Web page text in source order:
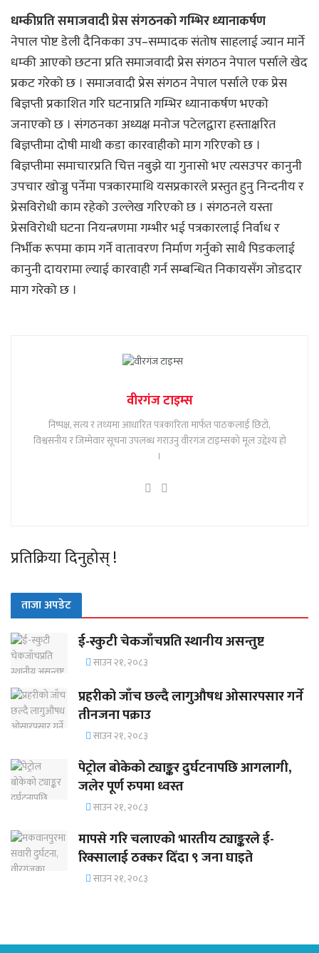
धम्कीप्रति समाजवादी प्रेस संगठनको गम्भिर ध्यानाकर्षण
नेपाल पोष्ट डेली दैनिकका उप–सम्पादक संतोष साहलाई ज्यान मार्ने
धम्की आएको छटना प्रति समाजवादी प्रेस संगठन नेपाल पर्साले खेद
प्रकट गरेको छ । समाजवादी प्रेस संगठन नेपाल पर्साले एक प्रेस
बिज्ञप्ती प्रकाशित गरि घटनाप्रति गम्भिर ध्यानाकर्षण भएको
जनाएको छ । संगठनका अध्यक्ष मनोज पटेलद्वारा हस्ताक्षरित
बिज्ञप्तीमा दोषी माथी कडा कारवाहीको माग गरिएको छ ।
बिज्ञप्तीमा समाचारप्रति चित्त नबुझे या गुनासो भए त्यसउपर कानुनी
उपचार खोज्नु पर्नेमा पत्रकारमाथि यसप्रकारले प्रस्तुत हुनु निन्दनीय र
प्रेसविरोधी काम रहेको उल्लेख गरिएको छ । संगठनले यस्ता
प्रेसविरोधी घटना नियन्त्रणमा गम्भीर भई पत्रकारलाई निर्वाध र
निर्भीक रूपमा काम गर्ने वातावरण निर्माण गर्नुको साथै पिडकलाई
कानुनी दायरामा ल्याई कारवाही गर्न सम्बन्धित निकायसँग जोडदार
माग गरेको छ ।
वीरगंज टाइम्स
निष्पक्ष, सत्य र तथ्यमा आधारित पत्रकारिता मार्फत पाठकलाई छिटो,
विश्वसनीय र जिम्मेवार सूचना उपलब्ध गराउनु वीरगंज टाइम्सको मूल उद्देश्य हो
।
प्रतिक्रिया दिनुहोस् !
ताजा अपडेट
ई-स्कुटी चेकजाँचप्रति स्थानीय असन्तुष्ट
साउन २१, २०८३
प्रहरीको जाँच छल्दै लागुऔषध ओसारपसार गर्ने
तीनजना पक्राउ
साउन २१, २०८३
पेट्रोल बोकेको ट्याङ्कर दुर्घटनापछि आगलागी,
जलेर पूर्ण रुपमा ध्वस्त
साउन २१, २०८३
मापसे गरि चलाएको भारतीय ट्याङ्करले ई-
रिक्सालाई ठक्कर दिँदा ९ जना घाइते
साउन २१, २०८३